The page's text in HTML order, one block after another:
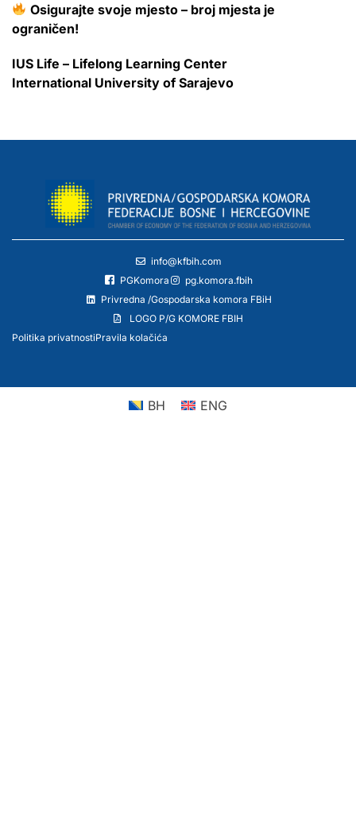
Osigurajte svoje mjesto – broj mjesta je
ograničen!
IUS Life – Lifelong Learning Center
International University of Sarajevo
info@kfbih.com
PGKomora
pg.komora.fbih
Privredna /Gospodarska komora FBiH
LOGO P/G KOMORE FBIH
Politika privatnostiPravila kolačića
BH ENG